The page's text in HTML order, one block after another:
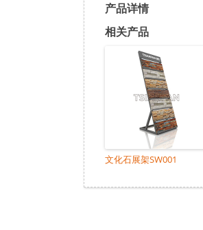
产品详情
相关产品
文化石展架SW001